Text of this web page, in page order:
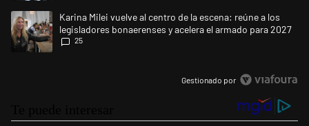
Un artículo de tendencia con el título "Karina Milei vuelve al centro de
Karina Milei vuelve al centro de la escena: reúne a los
legisladores bonaerenses y acelera el armado para 2027
25
Gestionado por